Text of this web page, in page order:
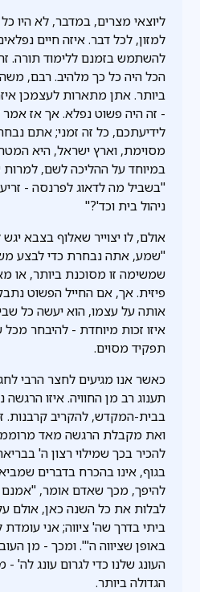
ליוצאי מצרים, במדבר, לא היו
למזון, לכל דבר. איזה חיים
להשתמש בזמנם ללימוד תורה.
הכל היה כל כך מלהיב. רבם,
ביותר. אתן מתארות לעצמכן
- זה היה פשוט נפלא. אך אז אמר
לידיעתכם, כל זה זמני; אתם
מסוימת, וארץ ישראל, היא
במיוחד על ההליכה לשם, למרות
"בשביל מה לדאוג לפרנסה -
ניהול בית וכד'?"
אולם, לו יצוייר שאלוף בצבא
"שמע, אתה נבחרת כדי לבצע
שמשימה זו מסוכנת ביותר, או
פיזית. אך, אם החייל הפשוט
אותה על עצמו, הוא יעשה כל
איזו זכות מיוחדת - להיבחר
תפקיד מסוים.
כאשר אנו מגיעים לחצר הרבי
תענוג רב מן החוויה. איזו הרגשה
בבית-המקדש, להקריב קרבנות.
ואת מקבלת הרגשה מאד
להכיר בכך שמילוי רצון ה'
בגוף, אינו בהכרח בדברים
להיפך, מכך שאדם אומר, "אמנם
לבלות את כל השנה כאן, אולם
ביתי בדרך שה' ציווה; אני
באופן שציווה ה'". ומכך - מן
העונג שלנו כדי לגרום עונג
הגדולה ביותר.